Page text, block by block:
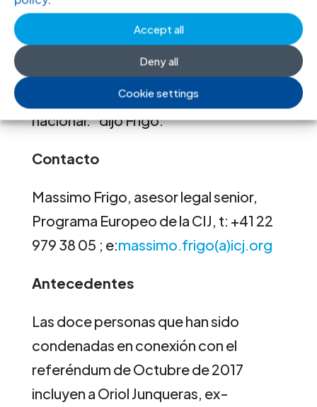
Accept all
Deny all
Cookie settings
circunstancias en las que sea
estrictamente necesario y
proporcionado por razones
convincentes como la seguridad
nacional.” dijo Frigo.
Contacto
Massimo Frigo, asesor legal senior,
Programa Europeo de la CIJ, t: +41 22
979 38 05 ; e:massimo.frigo(a)icj.org
Antecedentes
Las doce personas que han sido
condenadas en conexión con el
referéndum de Octubre de 2017
incluyen a Oriol Junqueras, ex-